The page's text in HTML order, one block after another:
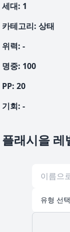
세대: 1
카테고리: 상태
위력: -
명중: 100
PP: 20
기회: -
플래시을 레